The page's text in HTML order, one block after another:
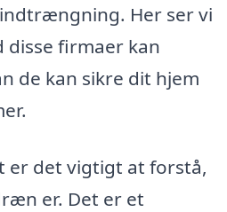
Her ser vi
firmaer kan
de kan sikre dit hjem
er det vigtigt at forstå,
er. Det er et